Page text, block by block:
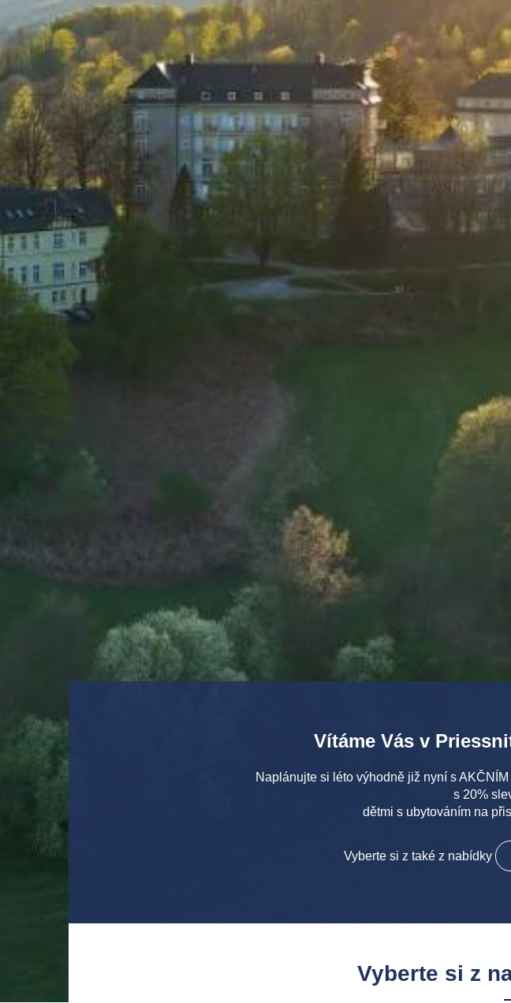
Vítáme Vás v
Naplánujte si léto výhodně již nyní s
s 20%
dětmi s ubytováním na
Vyberte si z také z nabídky
Vyberte si z